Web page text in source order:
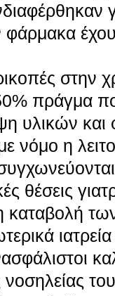
στην
πράγμα
υλικών
νόμο η
θέσεις
καταβολή